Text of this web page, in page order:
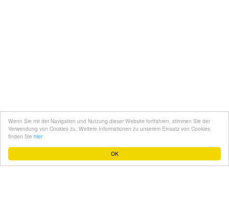
OK
Wenn Sie mit der Navigation und Nutzung dieser Website fortfahren, stimmen Sie der
Verwendung von Cookies zu. Weitere Informationen zu unserem Einsatz von Cookies
finden Sie hier
Topfgucker werden
Über uns
Datenschutz